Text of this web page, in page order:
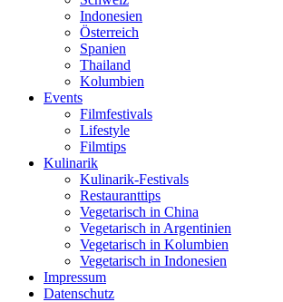
Indonesien
Österreich
Spanien
Thailand
Kolumbien
Events
Filmfestivals
Lifestyle
Filmtips
Kulinarik
Kulinarik-Festivals
Restauranttips
Vegetarisch in China
Vegetarisch in Argentinien
Vegetarisch in Kolumbien
Vegetarisch in Indonesien
Impressum
Datenschutz